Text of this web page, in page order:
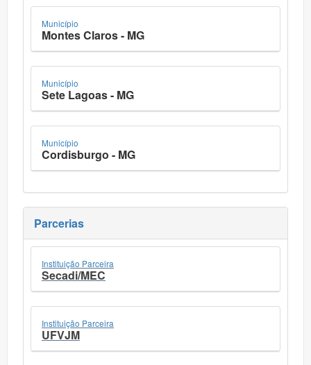
Município
Montes Claros - MG
Município
Sete Lagoas - MG
Município
Cordisburgo - MG
Parcerias
Instituição Parceira
Secadi/MEC
Instituição Parceira
UFVJM